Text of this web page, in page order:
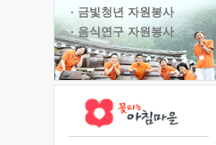
· 금빛청년 자원봉사
· 음식연구 자원봉사